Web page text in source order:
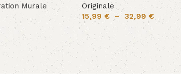
Murale
Originale
15,99€ – 32,99€